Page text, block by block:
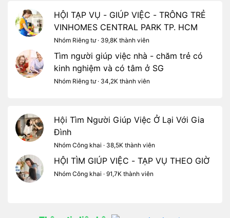
HỘI TẠP VỤ - GIÚP VIỆC - TRÔNG TRẺ
VINHOMES CENTRAL PARK TP. HCM
Nhóm Riêng tư · 39,8K thành viên
Tìm người giúp việc nhà - chăm trẻ có
kinh nghiệm và có tâm ở SG
Nhóm Riêng tư · 34,2K thành viên
Hội Tìm Người Giúp Việc Ở Lại Với Gia
Đình
Nhóm Công khai · 38,5K thành viên
HỘI TÌM GIÚP VIỆC - TẠP VỤ THEO GIỜ
Nhóm Công khai · 91,7K thành viên